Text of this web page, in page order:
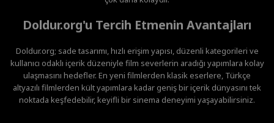
Doldur.org'u Tercih Etmenin Avantajları
Doldur.org; sade tasarımı, hızlı erişim yapısı, düzenli kategorileri ve
kullanıcı odaklı içerik düzeniyle film severlerin aradığı yapımlara kolay
ulaşmasını hedefler. En yeni filmlerden klasik eserlere, Türkçe
altyazılı filmlerden kült yapımlara kadar geniş bir içerik dünyasını tek
noktada keşfedebilir, keyifli bir sinema deneyimi yaşayabilirsiniz.